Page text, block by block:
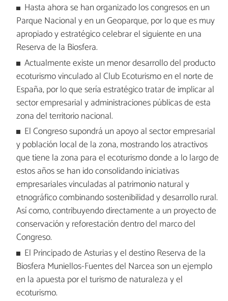
Hasta ahora se han organizado los congresos en un
Parque Nacional y en un Geoparque, por lo que es muy
apropiado y estratégico celebrar el siguiente en una
Reserva de la Biosfera.
Actualmente existe un menor desarrollo del producto
ecoturismo vinculado al Club Ecoturismo en el norte de
España, por lo que sería estratégico tratar de implicar al
sector empresarial y administraciones públicas de esta
zona del territorio nacional.
El Congreso supondrá un apoyo al sector empresarial
y población local de la zona, mostrando los atractivos
que tiene la zona para el ecoturismo donde a lo largo de
estos años se han ido consolidando iniciativas
empresariales vinculadas al patrimonio natural y
etnográfico combinando sostenibilidad y desarrollo rural.
Así como, contribuyendo directamente a un proyecto de
conservación y reforestación dentro del marco del
Congreso.
El Principado de Asturias y el destino Reserva de la
Biosfera Muniellos-Fuentes del Narcea son un ejemplo
en la apuesta por el turismo de naturaleza y el
ecoturismo.